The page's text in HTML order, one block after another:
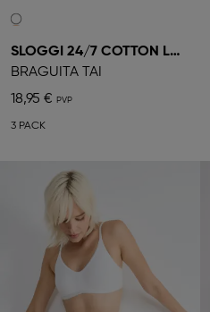
SLOGGI 24/7 COTTON LACE
BRAGUITA TAI
18,95 €
3 PACK